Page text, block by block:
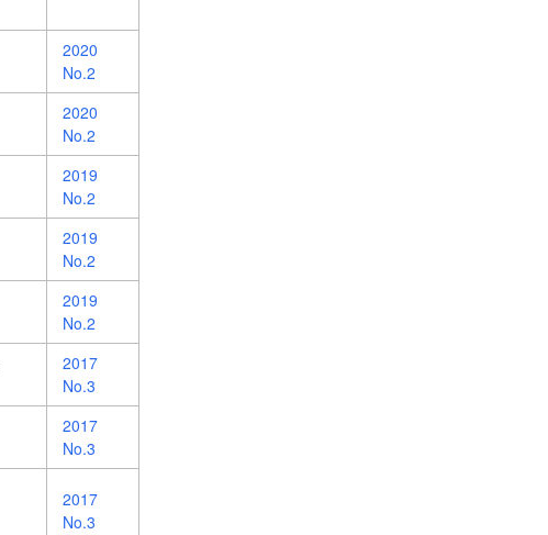
2020
No.2
2020
No.2
2019
No.2
2019
No.2
2019
No.2
2017
No.3
2017
No.3
2017
No.3